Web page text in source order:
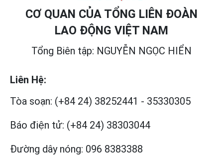
CƠ QUAN CỦA TỔNG LIÊN ĐOÀN
LAO ĐỘNG VIỆT NAM
Tổng Biên tập: NGUYỄN NGỌC HIỂN
Liên Hệ:
Tòa soạn: (+84 24) 38252441 - 35330305
Báo điện tử: (+84 24) 38303044
Đường dây nóng: 096 8383388